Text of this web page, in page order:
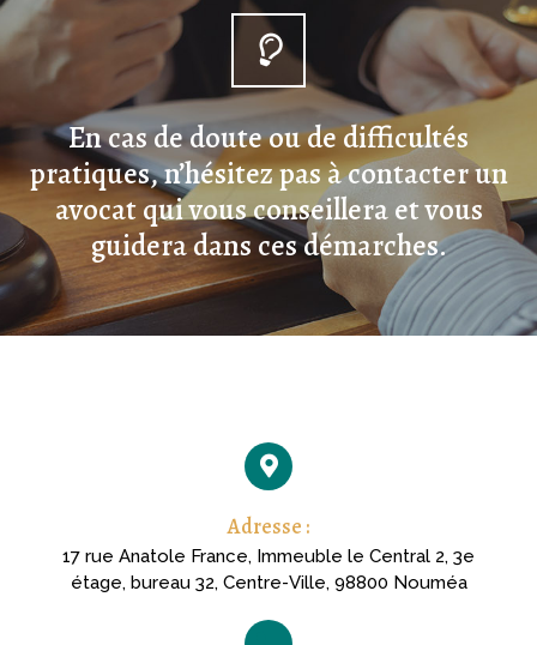
En cas de doute ou de difficultés
pratiques, n’hésitez pas à contacter un
avocat qui vous conseillera et vous
guidera dans ces démarches.
Adresse :
17 rue Anatole France, Immeuble le Central 2, 3e
étage, bureau 32, Centre-Ville, 98800 Nouméa